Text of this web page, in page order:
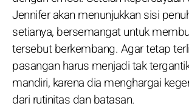
Jennifer akan menunjukkan sisi
setianya, bersemangat untuk
tersebut berkembang. Agar tetap
pasangan harus menjadi tak
mandiri, karena dia menghargai
dari rutinitas dan batasan.